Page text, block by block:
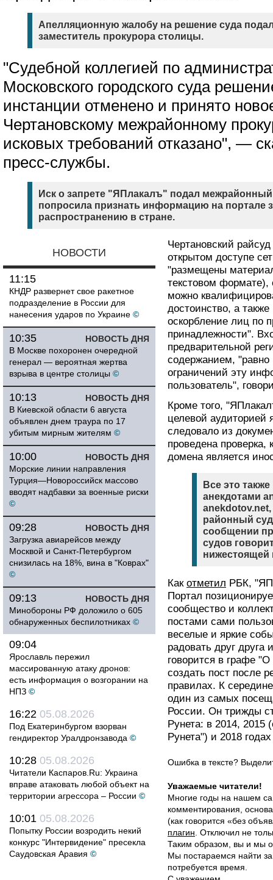
Апелляционную жалобу на решение суда
заместитель прокурора столицы.
"Судебной коллегией по
Московского городского суда
инстанции отменено и принято
Чертановскому межрайонному
исковых требований отказано", —
пресс-службы.
Иск о запрете "ЯПлакалъ" подал
попросила признать информацию на портале
распространению в стране.
НОВОСТИ
11:15
КНДР развернет свое ракетное
подразделение в России для
нанесения ударов по Украине ©
НОВОСТЬ ДНЯ
10:35
В Москве похоронен очередной
генерал — вероятная жертва
взрыва в центре столицы ©
НОВОСТЬ ДНЯ
10:13
В Киевской области 6 августа
объявлен днем траура по 17
убитым мирным жителям ©
НОВОСТЬ ДНЯ
10:00
Морские линии направления
Турция—Новороссийск массово
вводят надбавки за военные риски
©
НОВОСТЬ ДНЯ
09:28
Загрузка авиарейсов между
Москвой и Санкт-Петербургом
снизилась на 18%, вина в "Коврах"
©
НОВОСТЬ ДНЯ
09:13
Минобороны РФ доложило о 605
обнаруженных беспилотниках ©
09:04
Ярославль пережил
массированную атаку дронов:
есть информация о возгорании на
НПЗ ©
16:22 05.08.2026
Под Екатеринбургом взорван
гендиректор Уралдронзавода ©
10:28 05.08.2026
Читатели Каспаров.Ru: Украина
вправе атаковать любой объект на
территории агрессора – России ©
10:01 05.08.2026
Попытку России возродить некий
конкурс "Интервидение" пресекла
Саудовская Аравия ©
Чертановский
открытом доступе
"размещены
текстовом
можно
достоинство, а
оскорбление лиц по
принадлежности".
предварительной
содержанием, "равно
ограничений эту
пользователь",
Кроме того,
целевой аудиторией
следовало из
проведена проверка,
домена является
Все это
анекдотами
районный
сообщении
судов
нижестоящей
Как отметил РБК,
Портал
сообщество и
постами сами
веселые и яркие
радовать друг
говорится в графе
создать пост после
правилах. К
один из самых
России. Он трижды
Рунета: в 2014, 2015
Рунета") и 2018
Ошибка в тексте?
Уважаемые читатели!
Многие годы на нашем
комментирования,
(как говорится «без
плагин . Отключил не
Таким образом, вы и мы
Мы постараемся найти
потребуется время.